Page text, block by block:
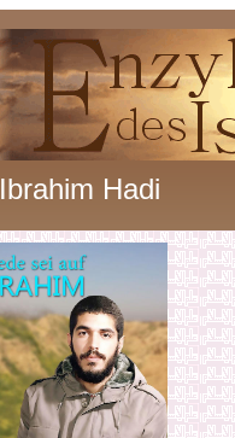
Ibrahim Hadi